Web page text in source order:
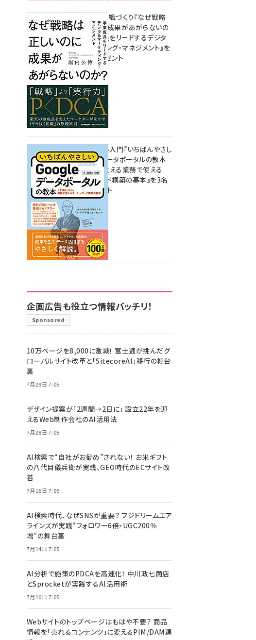
成果を生む組織づくり『なぜ戦略
は正しいのに成果があがらないの
か？ 事業成長をリードするデジタ
ルマーケティング・マネジメント』を
3名様にプレゼント
10:00
無料BIツール入門『いちばんやさし
いGoogleデータポータルの教本
人気講師が教える業務で使える
ダッシュボード構築の基本』を3名
様にプレゼント
7月31日 10:00
企画広告も役立つ情報バッチリ！
Sponsored
10万ページを8,000に激減！ 富士通が挑んだグ
ローバルサイト改革と「SitecoreAI」移行の舞台
裏
7月29日 7:05
デザイン提案が「2週間→2日に」 設立22年を迎
えるWeb制作会社のAI活用法
7月28日 7:05
AI検索で“自社がお勧め”されない！ お米ギフト
の八代目儀兵衛が実践、GEO時代のECサイト改
善
7月16日 7:05
AI検索時代、なぜSNSが重要？ フジドリームエア
ラインズが実践“フォロワー6倍・UGC200％
増”の舞台裏
7月14日 7:05
AI分析で施策のPDCAを高速化！ 中川政七商店
とSprocketが実践するAI活用術
7月10日 7:05
Webサイトのトップページはもはや不要？ 商品
情報を「売れるコンテンツ」に変えるPIM/DAM連